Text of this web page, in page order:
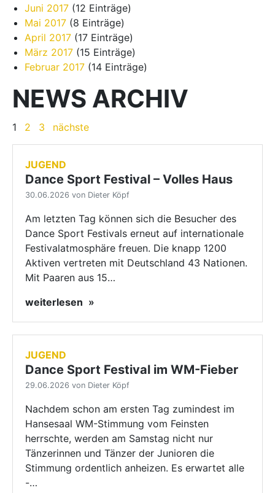
Juni 2017 (12 Einträge)
Mai 2017 (8 Einträge)
April 2017 (17 Einträge)
März 2017 (15 Einträge)
Februar 2017 (14 Einträge)
NEWS ARCHIV
1 2 3 nächste
JUGEND
Dance Sport Festival – Volles Haus
30.06.2026 von Dieter Köpf
Am letzten Tag können sich die Besucher des
Dance Sport Festivals erneut auf internationale
Festivalatmosphäre freuen. Die knapp 1200
Aktiven vertreten mit Deutschland 43 Nationen.
Mit Paaren aus 15…
weiterlesen
JUGEND
Dance Sport Festival im WM-Fieber
29.06.2026 von Dieter Köpf
Nachdem schon am ersten Tag zumindest im
Hansesaal WM-Stimmung vom Feinsten
herrschte, werden am Samstag nicht nur
Tänzerinnen und Tänzer der Junioren die
Stimmung ordentlich anheizen. Es erwartet alle
-…